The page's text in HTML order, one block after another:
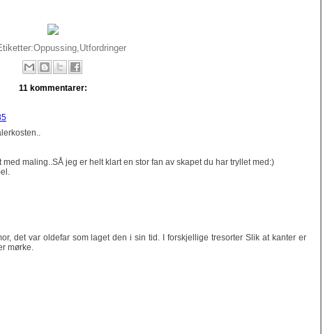
Oppussing,Utfordringer
11 kommentarer:
maling..SÅ jeg er helt klart en stor fan av skapet du har tryllet med:)
det var oldefar som laget den i sin tid. I forskjellige tresorter Slik at kanter er
mørke.